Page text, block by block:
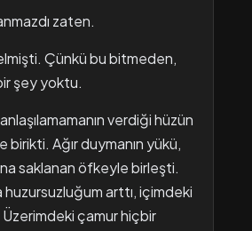
zaten.
Çünkü bu bitmeden,
şey yoktu.
verdiği hüzün
birikti. Ağır duymanın yükü,
saklanan öfkeyle birleşti.
huzursuzluğum arttı, içimdeki
çamur hiçbir